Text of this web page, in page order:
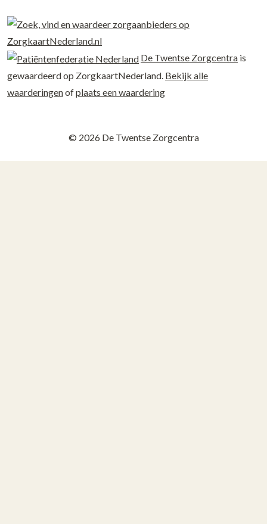
De Twentse Zorgcentra is
gewaardeerd op ZorgkaartNederland. Bekijk alle
waarderingenofplaats een waardering
© 2026 De Twentse Zorgcentra